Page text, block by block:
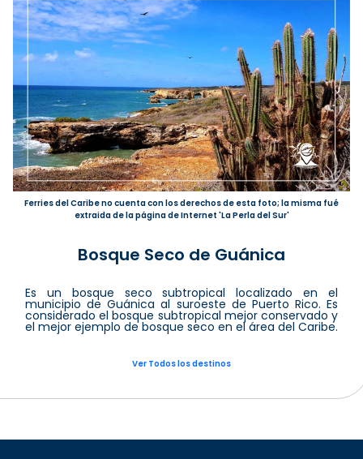
Ferries del Caribe no cuenta con los derechos de esta foto; la misma fué
extraida de la página de Internet 'La Perla del Sur'
Bosque Seco de Guánica
Es un bosque seco subtropical localizado en el
municipio de Guánica al suroeste de Puerto Rico. Es
considerado el bosque subtropical mejor conservado y
el mejor ejemplo de bosque seco en el área del Caribe.
Ver Todos los destinos